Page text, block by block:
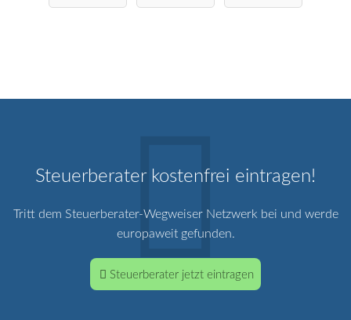
Steuerberater kostenfrei eintragen!
Tritt dem Steuerberater-Wegweiser Netzwerk bei und werde
europaweit gefunden.
Steuerberater jetzt eintragen